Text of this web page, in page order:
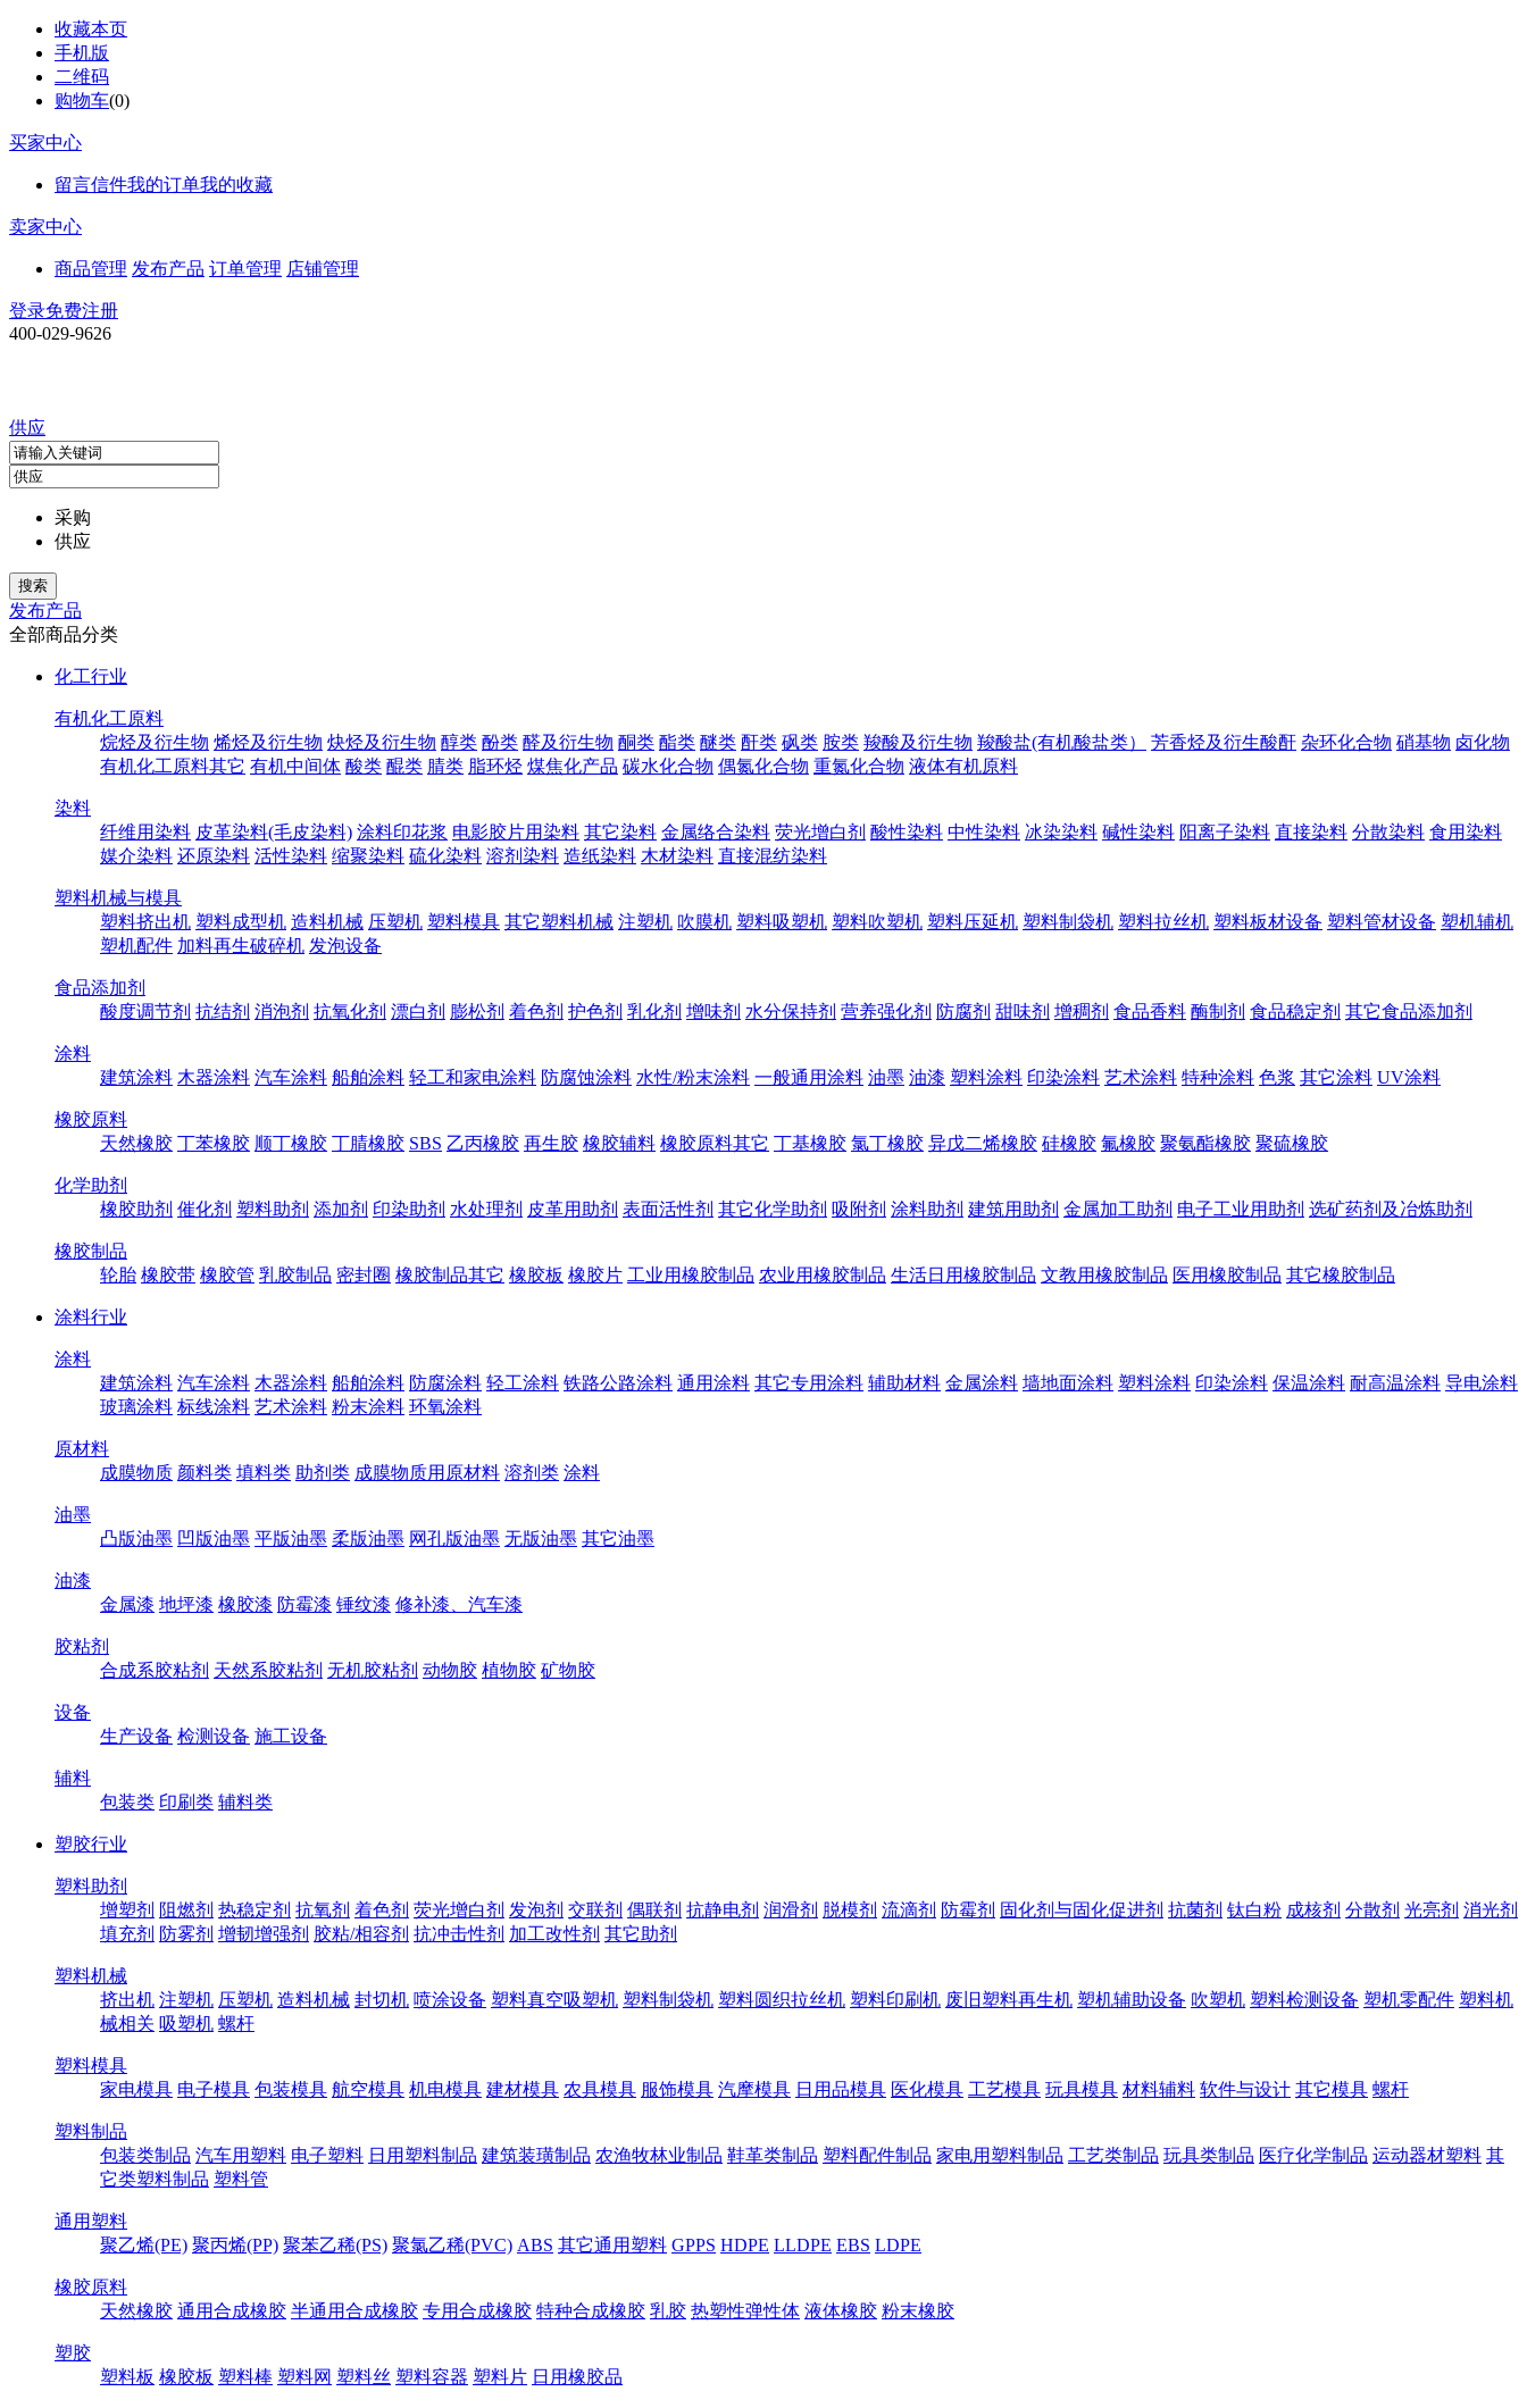
收藏本页
手机版
二维码
购物车(0)
买家中心
留言信件我的订单我的收藏
卖家中心
商品管理 发布产品 订单管理 店铺管理
登录免费注册
400-029-9626
供应
采购
供应
发布产品
全部商品分类
化工行业
有机化工原料
烷烃及衍生物 烯烃及衍生物 炔烃及衍生物 醇类 酚类 醛及衍生物 酮类 酯类 醚类 酐类 砜类 胺类 羧酸及衍生物 羧酸盐(有机酸盐类） 芳香烃及衍生酸酐 杂环化合物 硝基物 卤化物
有机化工原料其它 有机中间体 酸类 醌类 腈类 脂环烃 煤焦化产品 碳水化合物 偶氮化合物 重氮化合物 液体有机原料
染料
纤维用染料 皮革染料(毛皮染料) 涂料印花浆 电影胶片用染料 其它染料 金属络合染料 荧光增白剂 酸性染料 中性染料 冰染染料 碱性染料 阳离子染料 直接染料 分散染料 食用染料
媒介染料 还原染料 活性染料 缩聚染料 硫化染料 溶剂染料 造纸染料 木材染料 直接混纺染料
塑料机械与模具
塑料挤出机 塑料成型机 造料机械 压塑机 塑料模具 其它塑料机械 注塑机 吹膜机 塑料吸塑机 塑料吹塑机 塑料压延机 塑料制袋机 塑料拉丝机 塑料板材设备 塑料管材设备 塑机辅机
塑机配件 加料再生破碎机 发泡设备
食品添加剂
酸度调节剂 抗结剂 消泡剂 抗氧化剂 漂白剂 膨松剂 着色剂 护色剂 乳化剂 增味剂 水分保持剂 营养强化剂 防腐剂 甜味剂 增稠剂 食品香料 酶制剂 食品稳定剂 其它食品添加剂
涂料
建筑涂料 木器涂料 汽车涂料 船舶涂料 轻工和家电涂料 防腐蚀涂料 水性/粉末涂料 一般通用涂料 油墨 油漆 塑料涂料 印染涂料 艺术涂料 特种涂料 色浆 其它涂料 UV涂料
橡胶原料
天然橡胶 丁苯橡胶 顺丁橡胶 丁腈橡胶 SBS 乙丙橡胶 再生胶 橡胶辅料 橡胶原料其它 丁基橡胶 氯丁橡胶 异戊二烯橡胶 硅橡胶 氟橡胶 聚氨酯橡胶 聚硫橡胶
化学助剂
橡胶助剂 催化剂 塑料助剂 添加剂 印染助剂 水处理剂 皮革用助剂 表面活性剂 其它化学助剂 吸附剂 涂料助剂 建筑用助剂 金属加工助剂 电子工业用助剂 选矿药剂及冶炼助剂
橡胶制品
轮胎 橡胶带 橡胶管 乳胶制品 密封圈 橡胶制品其它 橡胶板 橡胶片 工业用橡胶制品 农业用橡胶制品 生活日用橡胶制品 文教用橡胶制品 医用橡胶制品 其它橡胶制品
涂料行业
涂料
建筑涂料 汽车涂料 木器涂料 船舶涂料 防腐涂料 轻工涂料 铁路公路涂料 通用涂料 其它专用涂料 辅助材料 金属涂料 墙地面涂料 塑料涂料 印染涂料 保温涂料 耐高温涂料 导电涂料
玻璃涂料 标线涂料 艺术涂料 粉末涂料 环氧涂料
原材料
成膜物质 颜料类 填料类 助剂类 成膜物质用原材料 溶剂类 涂料
油墨
凸版油墨 凹版油墨 平版油墨 柔版油墨 网孔版油墨 无版油墨 其它油墨
油漆
金属漆 地坪漆 橡胶漆 防霉漆 锤纹漆 修补漆、汽车漆
胶粘剂
合成系胶粘剂 天然系胶粘剂 无机胶粘剂 动物胶 植物胶 矿物胶
设备
生产设备 检测设备 施工设备
辅料
包装类 印刷类 辅料类
塑胶行业
塑料助剂
增塑剂 阻燃剂 热稳定剂 抗氧剂 着色剂 荧光增白剂 发泡剂 交联剂 偶联剂 抗静电剂 润滑剂 脱模剂 流滴剂 防霉剂 固化剂与固化促进剂 抗菌剂 钛白粉 成核剂 分散剂 光亮剂 消光剂
填充剂 防雾剂 增韧增强剂 胶粘/相容剂 抗冲击性剂 加工改性剂 其它助剂
塑料机械
挤出机 注塑机 压塑机 造料机械 封切机 喷涂设备 塑料真空吸塑机 塑料制袋机 塑料圆织拉丝机 塑料印刷机 废旧塑料再生机 塑机辅助设备 吹塑机 塑料检测设备 塑机零配件 塑料机
械相关 吸塑机 螺杆
塑料模具
家电模具 电子模具 包装模具 航空模具 机电模具 建材模具 农具模具 服饰模具 汽摩模具 日用品模具 医化模具 工艺模具 玩具模具 材料辅料 软件与设计 其它模具 螺杆
塑料制品
包装类制品 汽车用塑料 电子塑料 日用塑料制品 建筑装璜制品 农渔牧林业制品 鞋革类制品 塑料配件制品 家电用塑料制品 工艺类制品 玩具类制品 医疗化学制品 运动器材塑料 其
它类塑料制品 塑料管
通用塑料
聚乙烯(PE) 聚丙烯(PP) 聚苯乙稀(PS) 聚氯乙稀(PVC) ABS 其它通用塑料 GPPS HDPE LLDPE EBS LDPE
橡胶原料
天然橡胶 通用合成橡胶 半通用合成橡胶 专用合成橡胶 特种合成橡胶 乳胶 热塑性弹性体 液体橡胶 粉末橡胶
塑胶
塑料板 橡胶板 塑料棒 塑料网 塑料丝 塑料容器 塑料片 日用橡胶品